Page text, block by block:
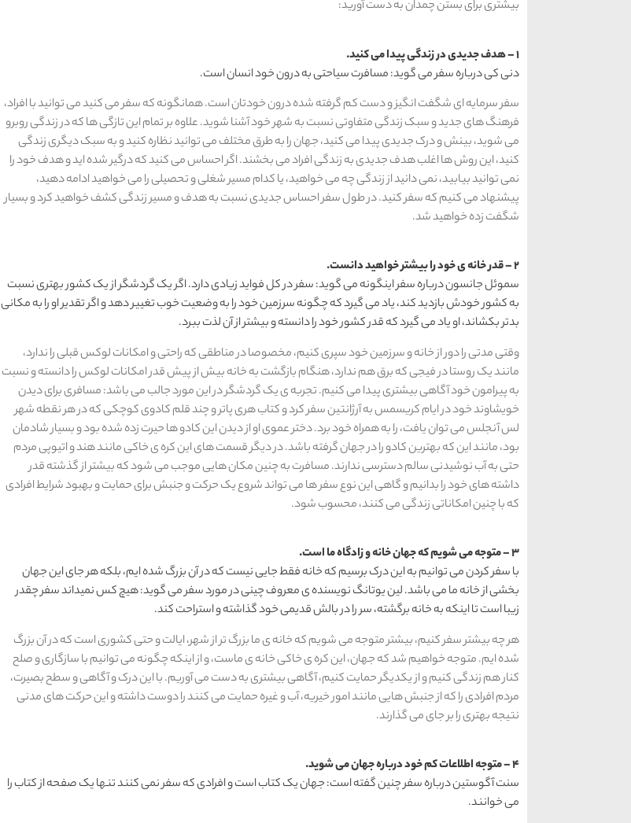
بیشتری برای بستن چمدان به دست آورید:
1 – هدف جدیدی در زندگی پیدا می کنید.
دنی کی درباره سفر می گوید: مسافرت سیاحتی به درون خود انسان است.
سفر سرمایه ای شگفت انگیز و دست کم گرفته شده درون خودتان است. همانگونه که سفر می کنید می توانید با افراد،
فرهنگ های جدید و سبک زندگی متفاوتی نسبت به شهر خود آشنا شوید. علاوه بر تمام این تازگی ها که در زندگی روبرو
می شوید، بینش و درک جدیدی پیدا می کنید، جهان را به طرق مختلف می توانید نظاره کنید و به سبک دیگری زندگی
کنید، این روش ها اغلب هدف جدیدی به زندگی افراد می بخشند. اگر احساس می کنید که درگیر شده اید و هدف خود را
نمی توانید بیابید، نمی دانید از زندگی چه می خواهید، یا کدام مسیر شغلی و تحصیلی را می خواهید ادامه دهید،
پیشنهاد می کنیم که سفر کنید. در طول سفر احساس جدیدی نسبت به هدف و مسیر زندگی کشف خواهید کرد و بسیار
شگفت زده خواهید شد.
2 – قدر خانه ی خود را بیشتر خواهید دانست.
سموئل جانسون درباره سفر اینگونه می گوید: سفر در کل فواید زیادی دارد. اگر یک گردشگر از یک کشور بهتری نسبت
به کشور خودش بازدید کند، یاد می گیرد که چگونه سرزمین خود را به وضعیت خوب تغییر دهد و اگر تقدیر او را به مکانی
بدتر بکشاند، او یاد می گیرد که قدر کشور خود را دانسته و بیشتر از آن لذت ببرد.
وقتی مدتی را دور از خانه و سرزمین خود سپری کنیم، مخصوصا در مناطقی که راحتی و امکانات لوکس قبلی را ندارد،
مانند یک روستا در فیجی که برق هم ندارد، هنگام بازگشت به خانه بیش از پیش قدر امکانات لوکس را دانسته و نسبت
به پیرامون خود آگاهی بیشتری پیدا می کنیم. تجربه ی یک گردشگر در این مورد جالب می باشد: مسافری برای دیدن
خویشاوند خود در ایام کریسمس به آرژانتین سفر کرد و کتاب هری پاتر و چند قلم کادوی کوچکی که در هر نقطه شهر
لس آنجلس می توان یافت، را به همراه خود برد. دختر عموی او از دیدن این کادو ها حیرت زده شده بود و بسیار شادمان
بود، مانند این که بهترین کادو را در جهان گرفته باشد. در دیگر قسمت های این کره ی خاکی مانند هند و اتیوپی مردم
حتی به آب نوشیدنی سالم دسترسی ندارند. مسافرت به چنین مکان هایی موجب می شود که بیشتر از گذشته قدر
داشته های خود را بدانیم و گاهی این نوع سفر ها می تواند شروع یک حرکت و جنبش برای حمایت و بهبود شرایط افرادی
که با چنین امکاناتی زندگی می کنند، محسوب شود.
3 – متوجه می شویم که جهان خانه و زادگاه ما است.
با سفر کردن می توانیم به این درک برسیم که خانه فقط جایی نیست که در آن بزرگ شده ایم، بلکه هر جای این جهان
بخشی از خانه ما می باشد. لین یوتانگ نویسنده ی معروف چینی در مورد سفر می گوید: هیچ کس نمیداند سفر چقدر
زیبا است تا اینکه به خانه برگشته، سر را در بالش قدیمی خود گذاشته و استراحت کند.
هر چه بیشتر سفر کنیم، بیشتر متوجه می شویم که خانه ی ما بزرگ تر از شهر، ایالت و حتی کشوری است که در آن بزرگ
شده ایم. متوجه خواهیم شد که جهان، این کره ی خاکی خانه ی ماست، و از اینکه چگونه می توانیم با سازگاری و صلح
کنار هم زندگی کنیم و از یکدیگر حمایت کنیم، آگاهی بیشتری به دست می آوریم. با این درک و آگاهی و سطح بصیرت،
مردم افرادی را که از جنبش هایی مانند امور خیریه، آب و غیره حمایت می کنند را دوست داشته و این حرکت های مدنی
نتیجه بهتری را بر جای می گذارند.
4 – متوجه اطلاعات کم خود درباره جهان می شوید.
سنت آگوستین درباره سفر چنین گفته است: جهان یک کتاب است و افرادی که سفر نمی کنند تنها یک صفحه از کتاب را
می خوانند.